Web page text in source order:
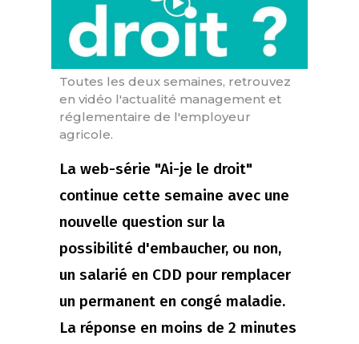
Toutes les deux semaines, retrouvez
en vidéo l'actualité management et
réglementaire de l'employeur
agricole.
La web-série "Ai-je le droit"
continue cette semaine avec une
nouvelle question sur la
possibilité d'embaucher, ou non,
un salarié en CDD pour remplacer
un permanent en congé maladie.
La réponse en moins de 2 minutes